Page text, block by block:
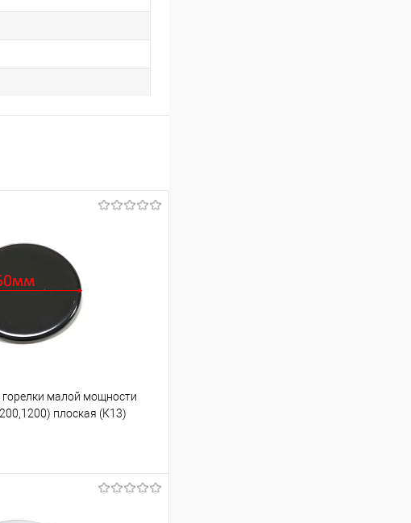
малой мощности
плоская (К13)